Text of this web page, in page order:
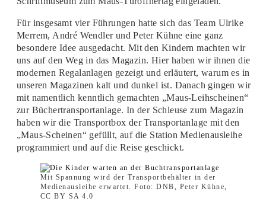
Für insgesamt vier Führungen hatte sich das Team Ulrike
Merrem, André Wendler und Peter Kühne eine ganz
besondere Idee ausgedacht. Mit den Kindern machten wir
uns auf den Weg in das Magazin. Hier haben wir ihnen die
modernen Regalanlagen gezeigt und erläutert, warum es in
unseren Magazinen kalt und dunkel ist. Danach gingen wir
mit namentlich kenntlich gemachten „Maus-Leihscheinen“
zur Büchertransportanlage. In der Schleuse zum Magazin
haben wir die Transportbox der Transportanlage mit den
„Maus-Scheinen“ gefüllt, auf die Station Medienausleihe
programmiert und auf die Reise geschickt.
Mit Spannung wird der Transportbehälter in der
Medienausleihe erwartet. Foto: DNB, Peter Kühne,
CC BY SA 4.0